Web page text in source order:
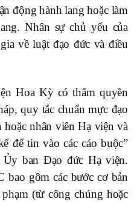
động hành lang hoặc làm
Nhân sự chủ yếu của
về luật đạo đức và điều
Hoa Kỳ có thẩm quyền
quy tắc chuẩn mực đạo
nhân viên Hạ viện và
để tin vào các cáo buộc”
ban Đạo đức Hạ viện.
bao gồm các bước cơ bản
(từ công chúng hoặc